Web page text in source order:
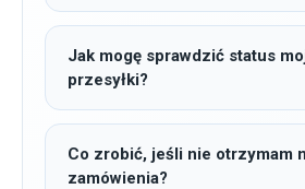
Jak mogę sprawdzić status
przesyłki?
Co zrobić, jeśli nie otrzymam
zamówienia?